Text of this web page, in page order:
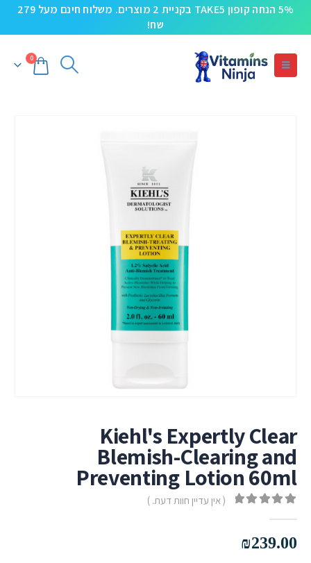
5% הנחה קופון TAKE5 בקניית 2 מוצרים. משלוח חינם מעל 279
שח!
0
Kiehl's Expertly Clear
Blemish-Clearing and
Preventing Lotion 60ml
( אין עדיין חוות דעת. )
₪239.00